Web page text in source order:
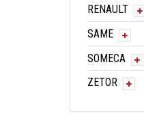
RENAULT
SAME
SOMECA
ZETOR